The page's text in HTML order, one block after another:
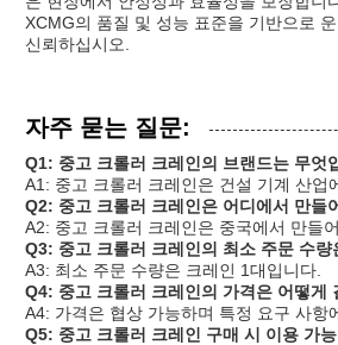
XCMG의 품질 및 성능 표준을 기반으로
신뢰하십시오.
자주 묻는 질문:
Q1: 중고 크롤러 크레인의 브랜드는 무엇
A1: 중고 크롤러 크레인은 건설 기계 산업
Q2: 중고 크롤러 크레인은 어디에서 만들
A2: 중고 크롤러 크레인은 중국에서 만들
Q3: 중고 크롤러 크레인의 최소 주문 수량
A3: 최소 주문 수량은 크레인 1대입니다.
Q4: 중고 크롤러 크레인의 가격은 어떻게
A4: 가격은 협상 가능하며 특정 요구 사항
Q5: 중고 크롤러 크레인 구매 시 이용 가